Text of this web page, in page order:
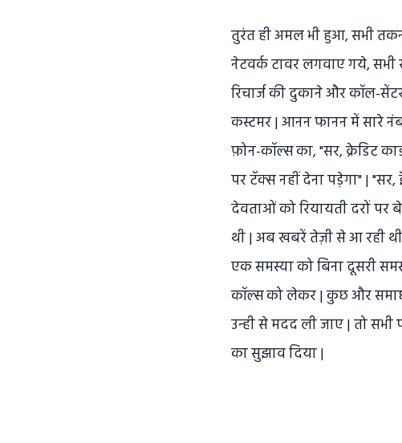
तुरंत ही अमल भी हुआ, सभी
नेटवर्क टावर लगवाए गये,
रिचार्ज की दुकाने और कॉल-
कस्टमर | आनन फानन में सारे
फ़ोन-कॉल्स का, "सर, क्रेडिट
पर टॅक्स नहीं देना पड़ेगा" |
देवताओं को रियायती दरों
थी | अब खबरें तेज़ी से आ रही
एक समस्या को बिना दूसरी
कॉल्स को लेकर | कुछ और
उन्ही से मदद ली जाए | तो
का सुझाव दिया |